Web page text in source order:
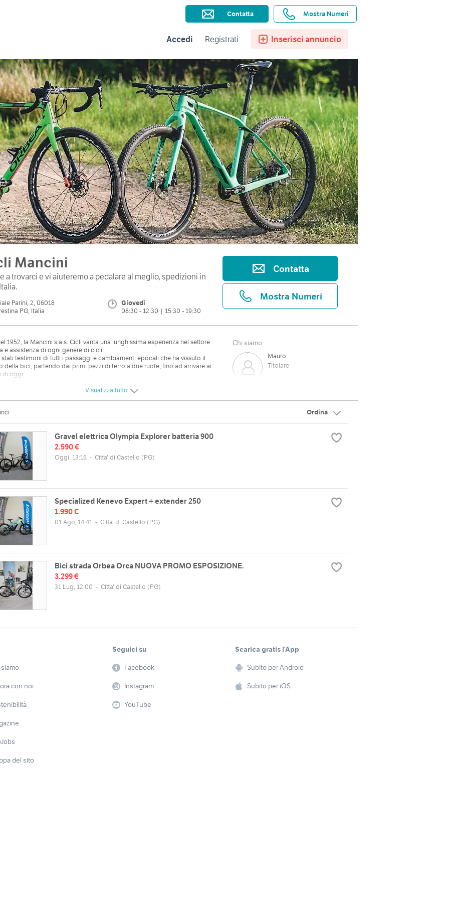
Subito per le Aziende Assistenza Ricerche salvate Preferiti
Accedi Registrati Inserisci annuncio
Contatta Mostra Numeri
Mancini
a trovarci e vi aiuteremo a pedalare al meglio, spedizioni in
Parini, 2, 06018
PG, Italia
Giovedì
08:30 - 12:30 | 15:30 - 19:30
Contatta
Mostra Numeri
1952, la Mancini s.a.s. Cicli vanta una lunghissima esperienza nel settore
e assistenza di ogni genere di cicli.
stati testimoni di tutti i passaggi e cambiamenti epocali che ha vissuto il
della bici, partendo dai primi pezzi di ferro a due ruote, fino ad arrivare ai
di oggi.
Whistle e Atala e-bikes e forniamo assistenza specializzata
Chi siamo
Mauro
Titolare
2, 06018 Trestina PG, Italia
www.ciclimanciniperugia.it
Gio
08:30 - 12:30 | 15:30 - 19:30
Sab
Dom
Visualizza tutto
Ordina
Gravel elettrica Olympia Explorer batteria 900
2.590 €
Oggi, 13:16 - Citta' di Castello (PG)
Specialized Kenevo Expert + extender 250
1.990 €
01 Ago, 14:41 - Citta' di Castello (PG)
Bici strada Orbea Orca NUOVA PROMO ESPOSIZIONE.
3.299 €
31 Lug, 12:00 - Citta' di Castello (PG)
con noi
del sito
Seguici su
Facebook
Instagram
YouTube
Scarica gratis l’App
Subito per Android
Subito per iOS